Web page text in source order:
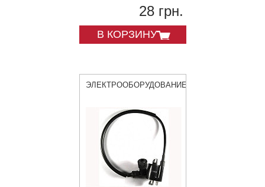
28 грн.
В КОРЗИНУ
ЭЛЕКТРООБОРУДОВАНИЕ